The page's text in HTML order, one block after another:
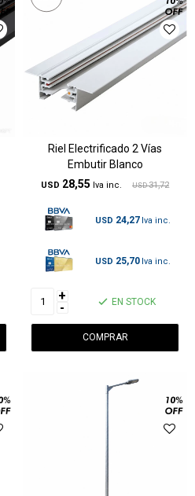
Riel Electrificado 2 Vías
Embutir Blanco
USD 28,55 USD 31,72
USD 24,27
USD 25,70
+
- EN STOCK